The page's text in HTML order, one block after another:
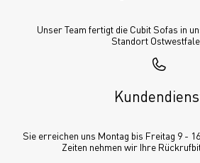
Unser Team fertigt die Cubit Sofas in
Standort
Sie erreichen uns Montag bis Freitag 9 -
Zeiten nehmen wir Ihre